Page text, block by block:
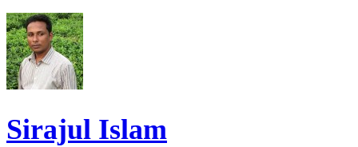
Sirajul Islam